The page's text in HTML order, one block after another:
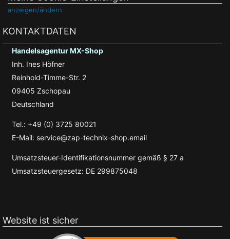
anzeigen/ändern
KONTAKTDATEN
Handelsagentur MX-Shop
Inh. Ines Höfner
Reinhold-Timme-Str. 2
09405 Zschopau
Deutschland
Tel.: +49 (0) 3725 80021
E-Mail: service@zap-technix-shop.email
Umsatzsteuer-Identifikationsnummer gemäß § 27 a
Umsatzsteuergesetz: DE 299875048
Website ist sicher